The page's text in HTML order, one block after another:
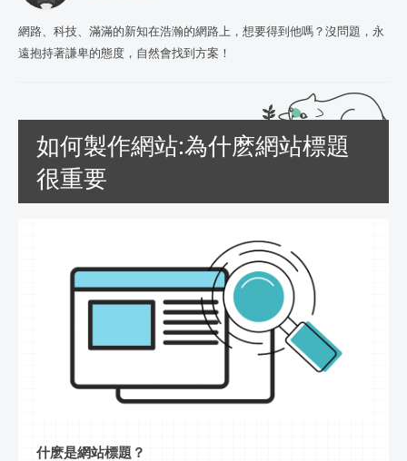
網路、科技、滿滿的新知在浩瀚的網路上，想要得到他嗎？沒問題，永
遠抱持著謙卑的態度，自然會找到方案！
如何製作網站:為什麽網站標題
很重要
什麽是網站標題？